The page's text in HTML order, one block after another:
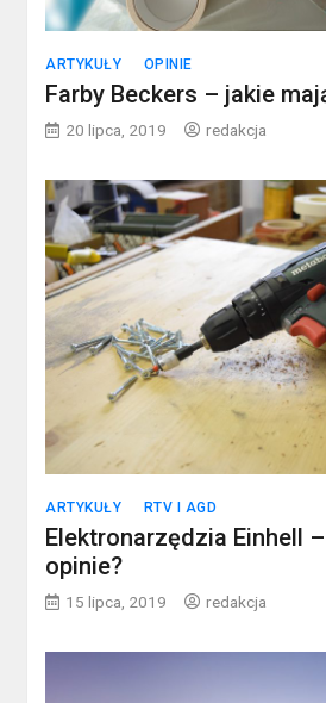
ARTYKUŁY OPINIE
Farby Beckers – jakie
20 lipca, 2019 redakcja
ARTYKUŁY RTV I AGD
Elektronarzędzia Einhell
opinie?
15 lipca, 2019 redakcja